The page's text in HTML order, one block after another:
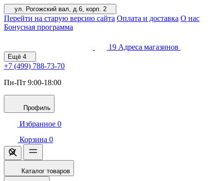
ул. Рогожский вал, д.6, корп. 2
Перейти на старую версию сайта Оплата и доставка О нас
Бонусная программа
19 Адреса магазинов
Ещё 4
+7 (499) 788-73-70
Пн-Пт 9:00-18:00
Профиль
Избранное 0
Корзина 0
Каталог товаров